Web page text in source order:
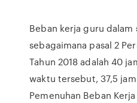
Beban kerja guru dalam
sebagaimana pasal 2
Tahun 2018 adalah 40
waktu tersebut, 37,5
Pemenuhan Beban